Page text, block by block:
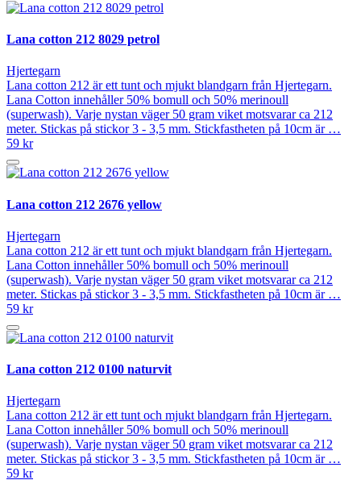
Lana cotton 212 8029 petrol
Hjertegarn
Lana cotton 212 är ett tunt och mjukt blandgarn från Hjertegarn.
Lana Cotton innehåller 50% bomull och 50% merinoull
(superwash). Varje nystan väger 50 gram viket motsvarar ca 212
meter. Stickas på stickor 3 - 3,5 mm. Stickfastheten på 10cm är …
59 kr
Lana cotton 212 2676 yellow
Hjertegarn
Lana cotton 212 är ett tunt och mjukt blandgarn från Hjertegarn.
Lana Cotton innehåller 50% bomull och 50% merinoull
(superwash). Varje nystan väger 50 gram viket motsvarar ca 212
meter. Stickas på stickor 3 - 3,5 mm. Stickfastheten på 10cm är …
59 kr
Lana cotton 212 0100 naturvit
Hjertegarn
Lana cotton 212 är ett tunt och mjukt blandgarn från Hjertegarn.
Lana Cotton innehåller 50% bomull och 50% merinoull
(superwash). Varje nystan väger 50 gram viket motsvarar ca 212
meter. Stickas på stickor 3 - 3,5 mm. Stickfastheten på 10cm är …
59 kr